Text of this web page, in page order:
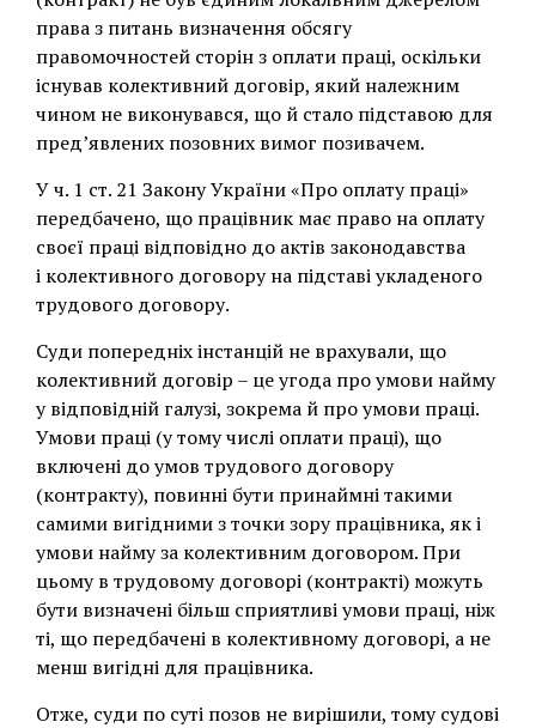
права з питань визначення обсягу
правомочностей сторін з оплати праці, оскільки
існував колективний договір, який належним
чином не виконувався, що й стало підставою для
пред’явлених позовних вимог позивачем.
У ч. 1 ст. 21 Закону України «Про оплату праці»
передбачено, що працівник має право на оплату
своєї праці відповідно до актів законодавства
і колективного договору на підставі укладеного
трудового договору.
Суди попередніх інстанцій не врахували, що
колективний договір – це угода про умови найму
у відповідній галузі, зокрема й про умови праці.
Умови праці (у тому числі оплати праці), що
включені до умов трудового договору
(контракту), повинні бути принаймні такими
самими вигідними з точки зору працівника, як і
умови найму за колективним договором. При
цьому в трудовому договорі (контракті) можуть
бути визначені більш сприятливі умови праці, ніж
ті, що передбачені в колективному договорі, а не
менш вигідні для працівника.
Отже, суди по суті позов не вирішили, тому судові